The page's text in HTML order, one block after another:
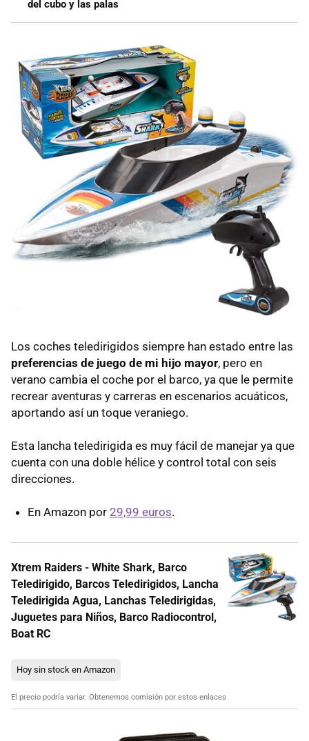
del cubo y las palas
Los coches teledirigidos siempre han estado entre las
preferencias de juego de mi hijo mayor, pero en
verano cambia el coche por el barco, ya que le permite
recrear aventuras y carreras en escenarios acuáticos,
aportando así un toque veraniego.
Esta lancha teledirigida es muy fácil de manejar ya que
cuenta con una doble hélice y control total con seis
direcciones.
En Amazon por 29,99 euros.
Xtrem Raiders - White Shark, Barco
Teledirigido, Barcos Teledirigidos, Lancha
Teledirigida Agua, Lanchas Teledirigidas,
Juguetes para Niños, Barco Radiocontrol,
Boat RC
Hoy sin stock en Amazon
El precio podría variar. Obtenemos comisión por estos enlaces